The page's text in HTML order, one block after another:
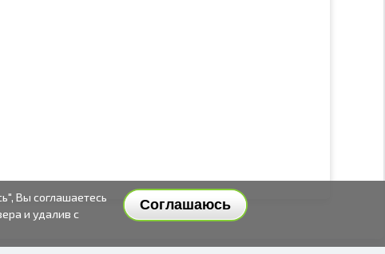
Соглашаюсь
Вы соглашаетесь
и удалив с